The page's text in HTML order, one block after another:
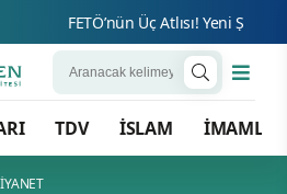
FETÖ’nün Üç Atlısı! Yeni
TDV İSLAM İMAMLAR